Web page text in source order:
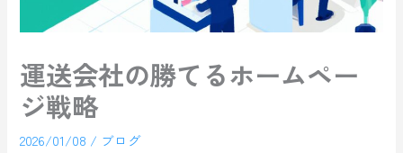
運送会社の勝てるホームペー
ジ戦略
2026/01/08 / ブログ